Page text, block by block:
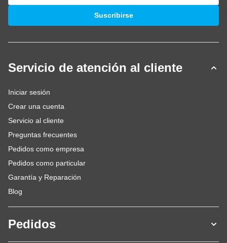
Dirección de email
Suscribirse
Servicio de atención al cliente
Iniciar sesión
Crear una cuenta
Servicio al cliente
Preguntas frecuentes
Pedidos como empresa
Pedidos como particular
Garantía y Reparación
Blog
Pedidos